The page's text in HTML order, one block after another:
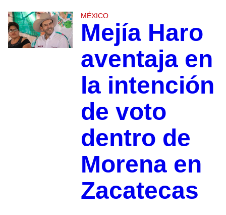
MÉXICO
Mejía Haro
aventaja en
la intención
de voto
dentro de
Morena en
Zacatecas